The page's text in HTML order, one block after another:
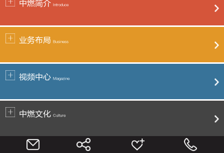
中燃简介 Introduce
业务布局 Business
视频中心 Magazine
中燃文化 Culture